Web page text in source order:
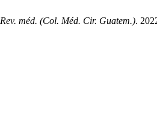
Rev. méd. (Col. Méd. Cir. Guatem.).